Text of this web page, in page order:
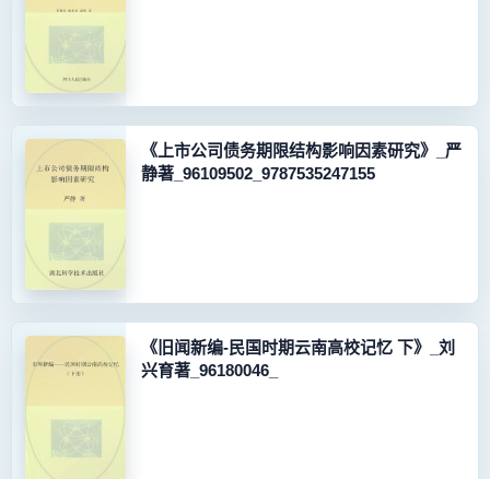
《上市公司债务期限结构影响因素研究》_严
静著_96109502_9787535247155
《旧闻新编-民国时期云南高校记忆 下》_刘
兴育著_96180046_